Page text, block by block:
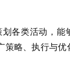
各类活动，能
策略、执行与优